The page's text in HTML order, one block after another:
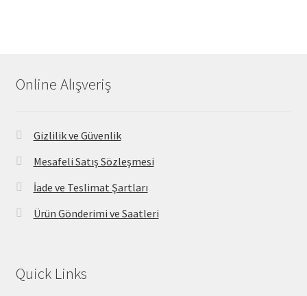
Online Alışveriş
Gizlilik ve Güvenlik
Mesafeli Satış Sözleşmesi
İade ve Teslimat Şartları
Ürün Gönderimi ve Saatleri
Quick Links